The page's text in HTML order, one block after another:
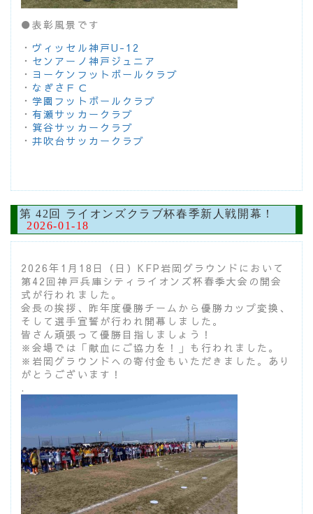
●表彰風景です
・ ヴィッセル神戸U-12
・ センアーノ神戸ジュニア
・ ヨーケンフットボールクラブ
・ なぎさＦＣ
・ 学園フットボールクラブ
・有瀬サッカークラブ
・ 箕谷サッカークラブ
・井吹台サッカークラブ
第 42回 ライオンズクラブ杯春季新人戦開幕！
2026-01-18
2026年1月18日（日）KFP岩岡グラウンドにおいて
第42回神戸兵庫シティライオンズ杯春季大会の開会
式が行われました。
会長の挨拶、昨年度優勝チームから優勝カップ変換、
そして選手宣誓が行われ開幕しました。
皆さん頑張って優勝目指しましょう！
※会場では「献血にご協力を！」も行われました。
※岩岡グラウンドへの寄付金もいただきました。あり
がとうございます！
.